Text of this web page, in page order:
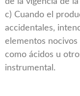
c) Cuando el
accidentales,
elementos nocivos
como ácidos u
instrumental.